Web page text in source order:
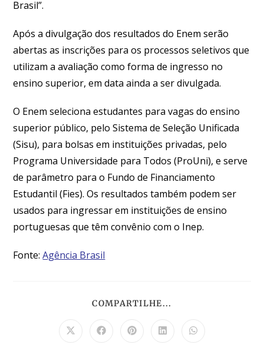
Brasil”.
Após a divulgação dos resultados do Enem serão
abertas as inscrições para os processos seletivos que
utilizam a avaliação como forma de ingresso no
ensino superior, em data ainda a ser divulgada.
O Enem seleciona estudantes para vagas do ensino
superior público, pelo Sistema de Seleção Unificada
(Sisu), para bolsas em instituições privadas, pelo
Programa Universidade para Todos (ProUni), e serve
de parâmetro para o Fundo de Financiamento
Estudantil (Fies). Os resultados também podem ser
usados para ingressar em instituições de ensino
portuguesas que têm convênio com o Inep.
Fonte:Agência Brasil
COMPARTILHE...